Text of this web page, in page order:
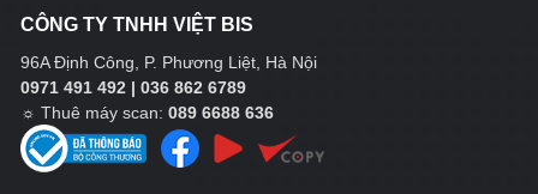
CÔNG TY TNHH VIỆT BIS
96A Định Công, P. Phương Liệt, Hà Nội
0971 491 492 | 036 862 6789
☼ Thuê máy scan: 089 6688 636